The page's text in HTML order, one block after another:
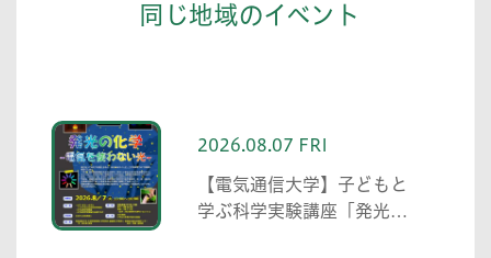
同じ地域のイベント
2026.08.07 FRI
【電気通信大学】子どもと
学ぶ科学実験講座「発光の